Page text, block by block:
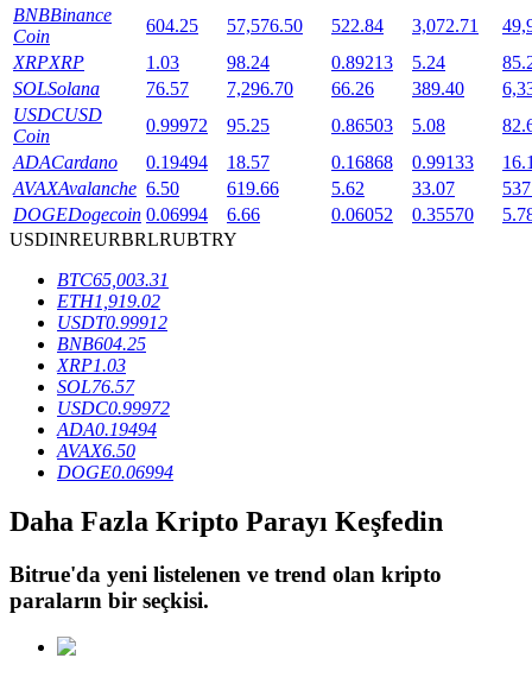
BTR Kilitleme
Kripto destekli borçlanma hizmeti
BNBBinance
Coin
604.25 57,576.50 522.84 3,072.71
XRPXRP 1.03 98.24 0.89213 5.24
SOLSolana 76.57 7,296.70 66.26 389.40
USDCUSD
Coin
0.99972 95.25 0.86503 5.08
ADACardano 0.19494 18.57 0.16868 0.99133
AVAXAvalanche 6.50 619.66 5.62 33.07
DOGEDogecoin 0.06994 6.66 0.06052 0.35570
USDINREURBRLRUBTRY
BTC65,003.31
ETH1,919.02
USDT0.99912
BNB604.25
XRP1.03
SOL76.57
USDC0.99972
ADA0.19494
AVAX6.50
DOGE0.06994
Daha Fazla Kripto Parayı Keşfedin
Bitrue'da yeni listelenen ve trend olan kripto
paraların bir seçkisi.